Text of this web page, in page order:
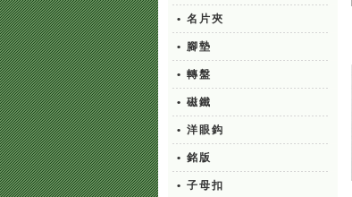
• 名片夾
• 腳墊
• 轉盤
• 磁鐵
• 洋眼鈎
• 銘版
• 子母扣